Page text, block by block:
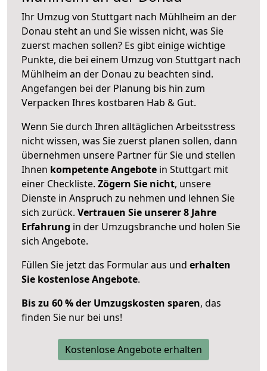
Ihr Umzug von Stuttgart nach Mühlheim an der
Donau steht an und Sie wissen nicht, was Sie
zuerst machen sollen? Es gibt einige wichtige
Punkte, die bei einem Umzug von Stuttgart nach
Mühlheim an der Donau zu beachten sind.
Angefangen bei der Planung bis hin zum
Verpacken Ihres kostbaren Hab & Gut.
Wenn Sie durch Ihren alltäglichen Arbeitsstress
nicht wissen, was Sie zuerst planen sollen, dann
übernehmen unsere Partner für Sie und stellen
Ihnen kompetente Angebote in Stuttgart mit
einer Checkliste. Zögern Sie nicht, unsere
Dienste in Anspruch zu nehmen und lehnen Sie
sich zurück. Vertrauen Sie unserer 8 Jahre
Erfahrung in der Umzugsbranche und holen Sie
sich Angebote.
Füllen Sie jetzt das Formular aus und erhalten
Sie kostenlose Angebote.
Bis zu 60 % der Umzugskosten sparen, das
finden Sie nur bei uns!
Kostenlose Angebote erhalten